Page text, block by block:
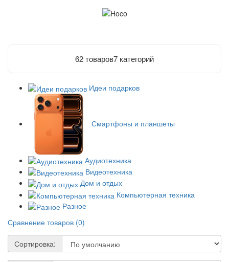
62 товаров7 категорий
Идеи подарков
Смартфоны и планшеты
Аудиотехника
Видеотехника
Дом и отдых
Компьютерная техника
Разное
Сравнение товаров (0)
Сортировка: